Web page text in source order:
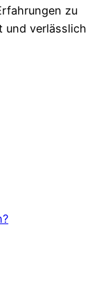
zu
und verlässlich